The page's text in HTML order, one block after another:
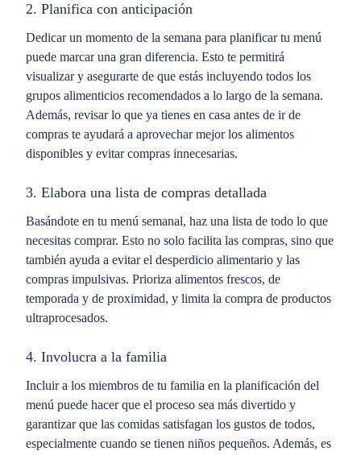
2. Planifica con anticipación
Dedicar un momento de la semana para planificar tu menú
puede marcar una gran diferencia. Esto te permitirá
visualizar y asegurarte de que estás incluyendo todos los
grupos alimenticios recomendados a lo largo de la semana.
Además, revisar lo que ya tienes en casa antes de ir de
compras te ayudará a aprovechar mejor los alimentos
disponibles y evitar compras innecesarias​.
3. Elabora una lista de compras detallada
Basándote en tu menú semanal, haz una lista de todo lo que
necesitas comprar. Esto no solo facilita las compras, sino que
también ayuda a evitar el desperdicio alimentario y las
compras impulsivas. Prioriza alimentos frescos, de
temporada y de proximidad, y limita la compra de productos
ultraprocesados​​.
4. Involucra a la familia
Incluir a los miembros de tu familia en la planificación del
menú puede hacer que el proceso sea más divertido y
garantizar que las comidas satisfagan los gustos de todos,
especialmente cuando se tienen niños pequeños. Además, es